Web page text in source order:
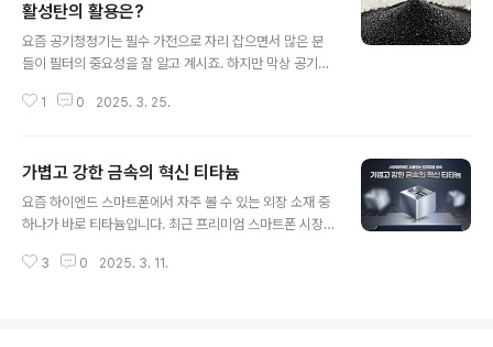
활성탄의 활용은?
요즘 공기청정기는 필수 가전으로 자리 잡으면서 많은 분
들이 필터의 중요성을 잘 알고 계시죠. 하지만 막상 공기청
됩니다. 그중에서도 활성탄 필터라는 단어를 많이 들어보
다. 활성탄이란? 활성탄은 목재, 코코넛 껍질, 석탄 등을 고
온에서 가열해 만들어진 탄소 물질로, 표면에 수많은 미세
한 구멍이 생겨 다공성 구조를 가집니다. 이렇게 만들어진
두는 흡착(吸着) 능력이 뛰어난 것이 특징입니다.흔히 냄
1 0 2025. 3. 25.
가볍고 강한 금속의 혁신 티타늄
요즘 하이엔드 스마트폰에서 자주 볼 수 있는 외장 소재 중
하나가 바로 티타늄입니다. 최근 프리미엄 스마트폰 시장
것이 중요한 요소로 자리 잡았고, 그 해답 중 하나가 티타늄
3 0 2025. 3. 11.